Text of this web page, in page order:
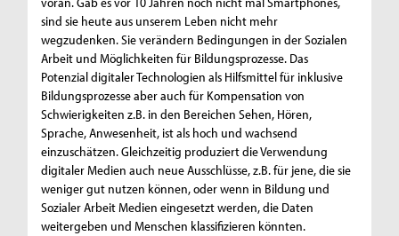
sind sie heute aus unserem Leben nicht mehr
wegzudenken. Sie verändern Bedingungen in der Sozialen
Arbeit und Möglichkeiten für Bildungsprozesse. Das
Potenzial digitaler Technologien als Hilfsmittel für inklusive
Bildungsprozesse aber auch für Kompensation von
Schwierigkeiten z.B. in den Bereichen Sehen, Hören,
Sprache, Anwesenheit, ist als hoch und wachsend
einzuschätzen. Gleichzeitig produziert die Verwendung
digitaler Medien auch neue Ausschlüsse, z.B. für jene, die sie
weniger gut nutzen können, oder wenn in Bildung und
Sozialer Arbeit Medien eingesetzt werden, die Daten
weitergeben und Menschen klassifizieren könnten.